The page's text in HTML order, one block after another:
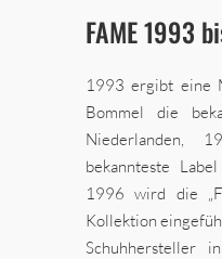
FAME 1993
1993 ergibt eine
Bommel die
Niederlanden,
bekannteste
1996 wird die
Kollektion
Schuhhersteller